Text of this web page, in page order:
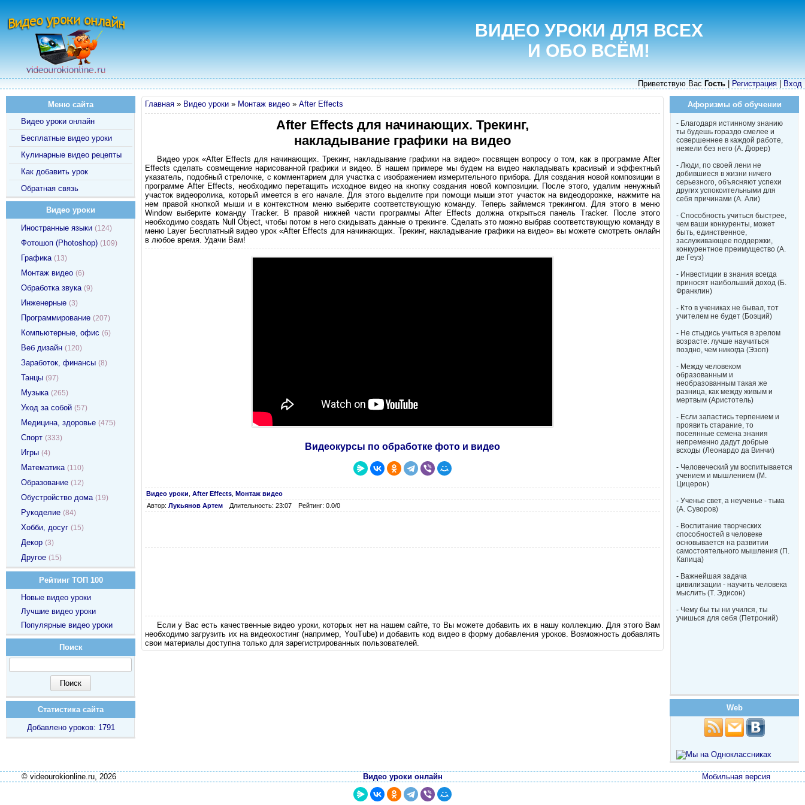
ВИДЕО УРОКИ ДЛЯ ВСЕХ
И ОБО ВСЁМ!
Приветствую Вас Гость Регистрация Вход
Главная » Видео уроки » Монтаж видео » After Effects
After Effects для начинающих. Трекинг,
накладывание графики на видео
Видео урок «After Effects для начинающих. Трекинг, накладывание графики на видео» посвящен вопросу о том, как в программе After
Effects сделать совмещение нарисованной графики и видео. В нашем примере мы будем на видео накладывать красивый и эффектный
указатель, подобный стрелочке, с комментарием для участка с изображением измерительного прибора. Для создания новой композиции в
программе After Effects, необходимо перетащить исходное видео на кнопку создания новой композиции. После этого, удалим ненужный
участок видеоролика, который имеется в его начале. Для этого выделите при помощи мыши этот участок на видеодорожке, нажмите на
нем правой кнопкой мыши и в контекстном меню выберите соответствующую команду. Теперь займемся трекингом. Для этого в меню
Window выберите команду Tracker. В правой нижней части программы After Effects должна открыться панель Tracker. После этого
необходимо создать Null Object, чтобы потом в него скидывать данные о трекинге. Сделать это можно выбрав соответствующую команду в
меню Layer Бесплатный видео урок «After Effects для начинающих. Трекинг, накладывание графики на видео» вы можете смотреть онлайн
в любое время. Удачи Вам!
Видеокурсы по обработке фото и видео
Видео уроки After Effects Монтаж видео
Автор: Лукьянов Артем Длительность: 23:07 Рейтинг: 0.0/0
Если у Вас есть качественные видео уроки, которых нет на нашем сайте, то Вы можете добавить их в нашу коллекцию. Для этого Вам
необходимо загрузить их на видеохостинг (например, YouTube) и добавить код видео в форму добавления уроков. Возможность добавлять
свои материалы доступна только для зарегистрированных пользователей.
Меню сайта
Видео уроки онлайн
Бесплатные видео уроки
Кулинарные видео рецепты
Как добавить урок
Обратная связь
Видео уроки
Иностранные языки (124)
Фотошоп (Photoshop) (109)
Графика (13)
Монтаж видео (6)
Обработка звука (9)
Инженерные (3)
Программирование (207)
Компьютерные, офис (6)
Веб дизайн (120)
Заработок, финансы (8)
Танцы (97)
Музыка (265)
Уход за собой (57)
Медицина, здоровье (475)
Спорт (333)
Игры (4)
Математика (110)
Образование (12)
Обустройство дома (19)
Рукоделие (84)
Хобби, досуг (15)
Декор (3)
Другое (15)
Рейтинг ТОП 100
Новые видео уроки
Лучшие видео уроки
Популярные видео уроки
Поиск
Статистика сайта
Добавлено уроков: 1791
Афоризмы об обучении
- Благодаря истинному знанию
ты будешь гораздо смелее и
совершеннее в каждой работе,
нежели без него (А. Дюрер)
- Люди, по своей лени не
добившиеся в жизни ничего
серьезного, объясняют успехи
других успокоительными для
себя причинами (А. Али)
- Способность учиться быстрее,
чем ваши конкуренты, может
быть, единственное,
заслуживающее поддержки,
конкурентное преимущество (А.
де Геуз)
- Инвестиции в знания всегда
приносят наибольший доход (Б.
Франклин)
- Кто в учениках не бывал, тот
учителем не будет (Боэций)
- Не стыдись учиться в зрелом
возрасте: лучше научиться
поздно, чем никогда (Эзоп)
- Между человеком
образованным и
необразованным такая же
разница, как между живым и
мертвым (Аристотель)
- Если запастись терпением и
проявить старание, то
посеянные семена знания
непременно дадут добрые
всходы (Леонардо да Винчи)
- Человеческий ум воспитывается
учением и мышлением (М.
Цицерон)
- Ученье свет, а неученье - тьма
(А. Суворов)
- Воспитание творческих
способностей в человеке
основывается на развитии
самостоятельного мышления (П.
Капица)
- Важнейшая задача
цивилизации - научить человека
мыслить (Т. Эдисон)
- Чему бы ты ни учился, ты
учишься для себя (Петроний)
Web
© videourokionline.ru, 2026 Мобильная версия
Видео уроки онлайн